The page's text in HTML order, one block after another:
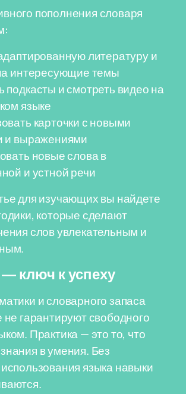
пополнения словаря
литературу и
интересующие темы
подкасты и смотреть видео на
языке
карточки с новыми
и выражениями
новые слова в
и устной речи
для изучающих вы найдете
которые сделают
слов увлекательным и
— ключ к успеху
и словарного запаса
гарантируют свободного
Практика — это то, что
в умения. Без
языка навыки